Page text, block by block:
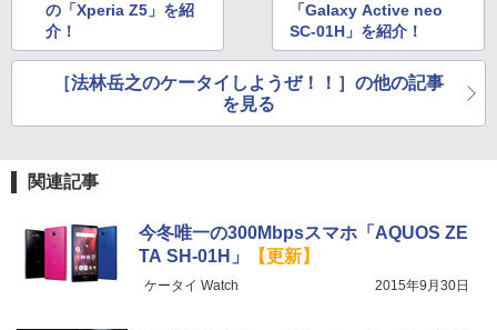
の「Xperia Z5」を紹
介！
「Galaxy Active neo
SC-01H」を紹介！
［法林岳之のケータイしようぜ！！］の他の記事
を見る
関連記事
今冬唯一の300Mbpsスマホ「AQUOS ZE
TA SH-01H」
【更新】
ケータイ Watch 2015年9月30日